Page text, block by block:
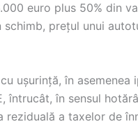
euro plus 50% din
schimb, prețul unui
ușurință, în
întrucât, în sensul
reziduală a taxelor de